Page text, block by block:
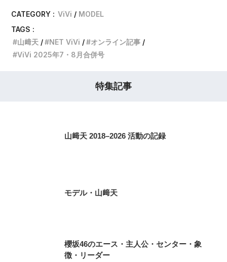
CATEGORY : ViVi
MODEL
TAGS :
山﨑天
NET ViVi
オンライン記事
ViVi 2025年7・8月合併号
特集記事
山﨑天 2018–2026 活動の記録
モデル・山﨑天
櫻坂46のエース・主人公・センター・象
徴・リーダー